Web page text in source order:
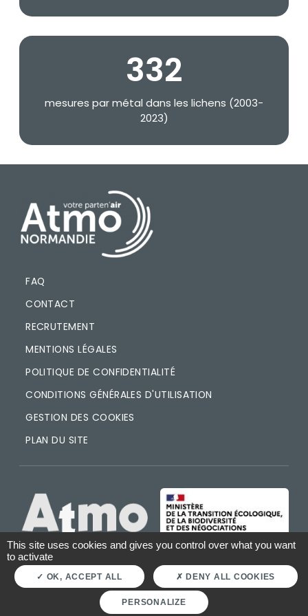
339
Texte
mesures par métal dans les lichens (2003-
2023)
PIED DE PAGE
FAQ
CONTACT
RECRUTEMENT
MENTIONS LÉGALES
POLITIQUE DE CONFIDENTIALITÉ
CONDITIONS GÉNÉRALES D'UTILISATION
GESTION DES COOKIES
PLAN DU SITE
IMAGE IMAGE
This site uses cookies and gives you control over what you want
to activate
OK, ACCEPT ALL DENY ALL COOKIES
PERSONALIZE